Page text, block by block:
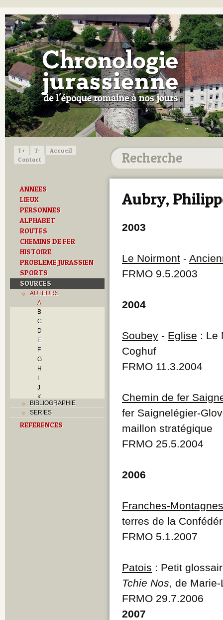
T+ T-
Accueil
Contact
ANNEES
LIEUX
PERSONNES
ALPHABET
ROUTES
CHEMINS DE FER
HISTOIRE
PROBLEME JURASSIEN
SPORTS
SOURCES
AUTEURS
A
B
C
D
E
F
G
H
I
J
K
L
M
N
BIBLIOGRAPHIE
SERIES
REFERENCES
Aubry,
2003
Le Noirmont -
FRMO 9.5.2003
2004
Soubey - Eglise : Le
Coghuf
FRMO 11.3.2004
Chemin de fer
fer Saignelégier-
maillon stratégique
FRMO 25.5.2004
2006
Franches-Montagnes
terres de la
FRMO 5.1.2007
Patois : Petit
Tchie Nos , de
FRMO 29.7.2006
2007